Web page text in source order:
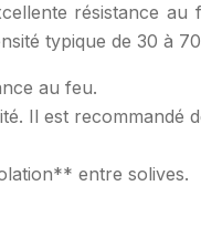
résistance au
typique de 30 à
au feu.
Il est recommandé
entre solives.